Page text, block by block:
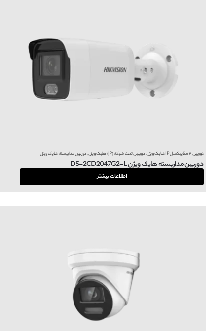
دوربین ۴ مگاپیکسل IP هایک ویژن ,دوربین تحت شبکه (IP) هایک ویژن ,دوربین مداربسته هایک ویژن
دوربین مداربسته هایک ویژن DS-2CD2047G2-L
اطلاعات بیشتر